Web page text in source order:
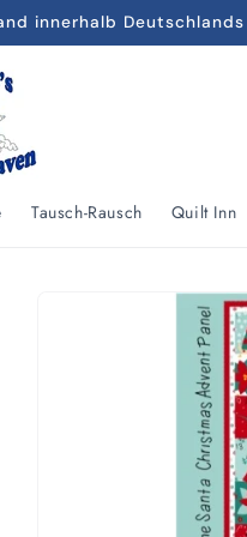
innerhalb
Tausch-Rausch Quilt Inn
Produktinformationen